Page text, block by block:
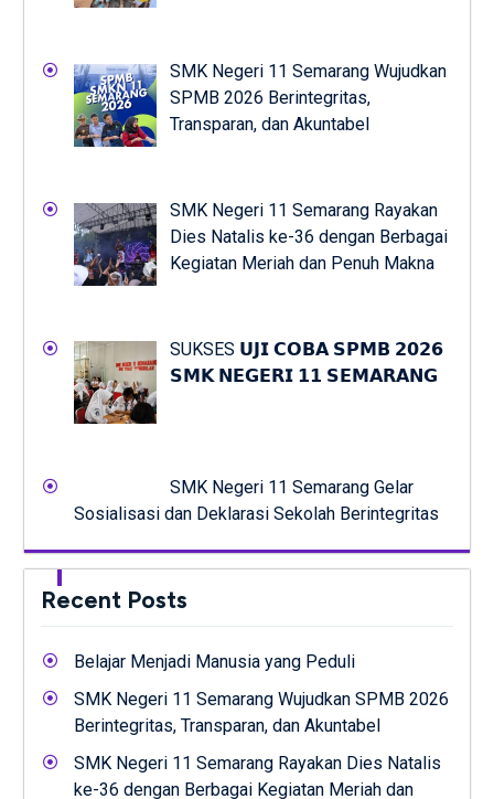
SMK Negeri 11 Semarang Wujudkan
SPMB 2026 Berintegritas,
Transparan, dan Akuntabel
SMK Negeri 11 Semarang Rayakan
Dies Natalis ke-36 dengan Berbagai
Kegiatan Meriah dan Penuh Makna
SUKSES 𝗨𝗝𝗜 𝗖𝗢𝗕𝗔 𝗦𝗣𝗠𝗕 𝟮𝟬𝟮𝟲
𝗦𝗠𝗞 𝗡𝗘𝗚𝗘𝗥𝗜 𝟭𝟭 𝗦𝗘𝗠𝗔𝗥𝗔𝗡𝗚
SMK Negeri 11 Semarang Gelar
Sosialisasi dan Deklarasi Sekolah Berintegritas
Recent Posts
Belajar Menjadi Manusia yang Peduli
SMK Negeri 11 Semarang Wujudkan SPMB 2026
Berintegritas, Transparan, dan Akuntabel
SMK Negeri 11 Semarang Rayakan Dies Natalis
ke-36 dengan Berbagai Kegiatan Meriah dan